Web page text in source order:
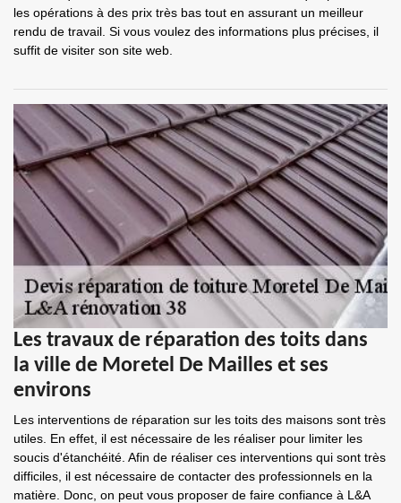
les opérations à des prix très bas tout en assurant un meilleur
rendu de travail. Si vous voulez des informations plus précises, il
suffit de visiter son site web.
Les travaux de réparation des toits dans
la ville de Moretel De Mailles et ses
environs
Les interventions de réparation sur les toits des maisons sont très
utiles. En effet, il est nécessaire de les réaliser pour limiter les
soucis d'étanchéité. Afin de réaliser ces interventions qui sont très
difficiles, il est nécessaire de contacter des professionnels en la
matière. Donc, on peut vous proposer de faire confiance à L&A